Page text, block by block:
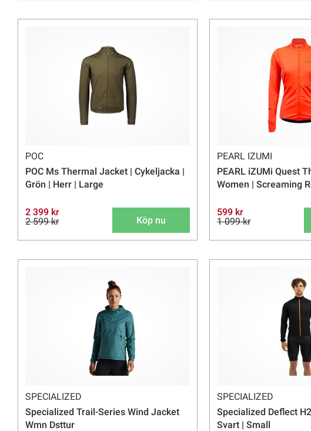
POC
POC Ms Thermal Jacket | Cykeljacka |
Grön | Herr | Large
2 399 kr
2 599 kr
Köp nu
PEARL IZUMI
PEARL iZUMi Quest
Women | Screaming
599 kr
1 099 kr
SPECIALIZED
Specialized Trail-Series Wind Jacket
Wmn Dsttur
SPECIALIZED
Specialized Deflect
Svart | Small